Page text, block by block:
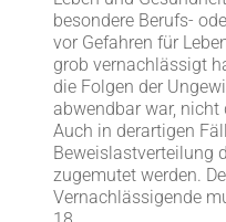
besondere Berufs-
vor Gefahren für
grob vernachlässigt
die Folgen der
abwendbar war, nicht
Auch in derartigen
Beweislastverteilung
zugemutet werden.
Vernachlässigende